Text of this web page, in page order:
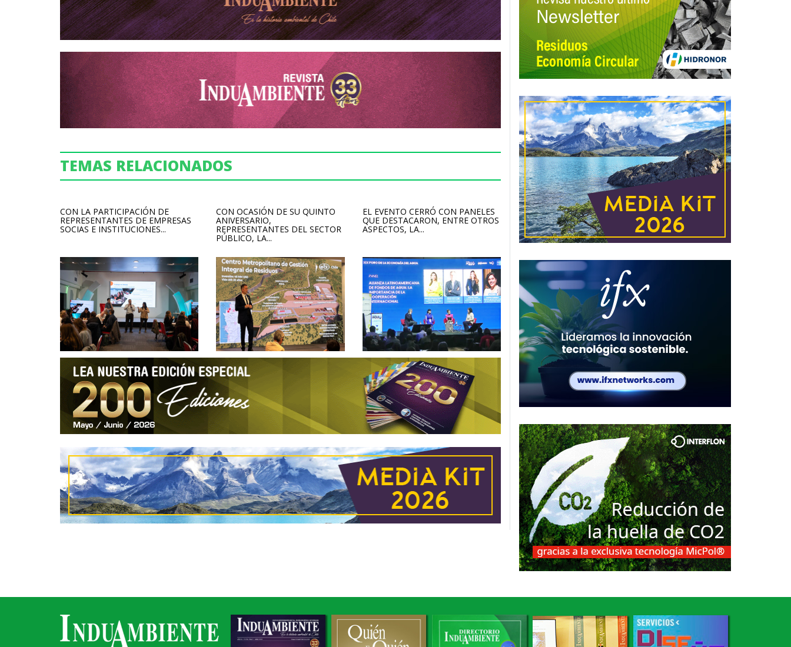
TEMAS RELACIONADOS
CON LA PARTICIPACIÓN DE
REPRESENTANTES DE EMPRESAS
SOCIAS E INSTITUCIONES...
CON OCASIÓN DE SU QUINTO
ANIVERSARIO,
REPRESENTANTES DEL SECTOR
PÚBLICO, LA...
EL EVENTO CERRÓ CON PANELES
QUE DESTACARON, ENTRE OTROS
ASPECTOS, LA...